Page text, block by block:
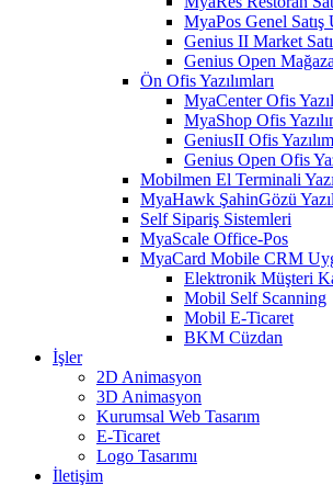
MyaPos Genel Satış
Genius II Market
Genius Open
Ön Ofis Yazılımları
MyaCenter Ofis
MyaShop Ofis
GeniusII Ofis
Genius Open Ofis
Mobilmen El Terminali
MyaHawk ŞahinGözü
Self Sipariş Sistemleri
MyaScale Office-Pos
MyaCard Mobile CRM
Elektronik Müşteri
Mobil Self Scanning
Mobil E-Ticaret
BKM Cüzdan
İşler
2D Animasyon
3D Animasyon
Kurumsal Web Tasarım
E-Ticaret
Logo Tasarımı
İletişim